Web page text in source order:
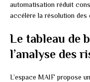
automatisation réduit
accélère la résolution des
Le tableau de
l’analyse des
L’espace MAIF propose